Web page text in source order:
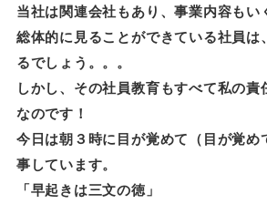
当社は関連会社もあり、事業内容もい
総体的に見ることができている社員は
るでしょう。。。
しかし、その社員教育もすべて私の
なのです！
今日は朝３時に目が覚めて（目が覚め
事しています。
「早起きは三文の徳」